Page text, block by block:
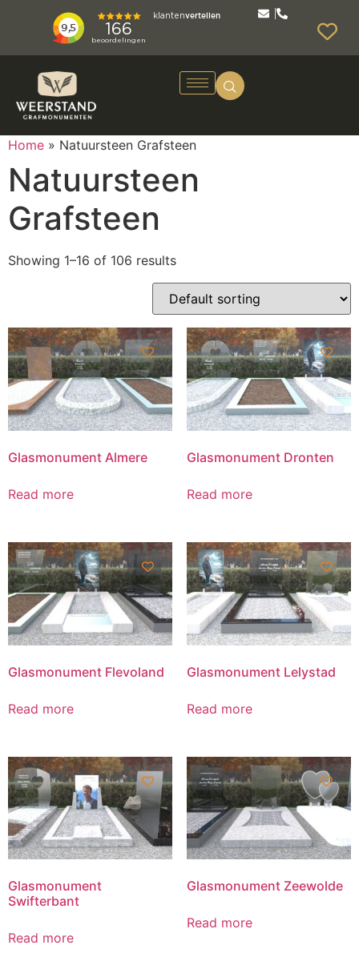
Home » Natuursteen Grafsteen
Natuursteen
Grafsteen
Showing 1–16 of 106 results
Glasmonument Almere
Read more
Glasmonument Dronten
Read more
Glasmonument Flevoland
Read more
Glasmonument Lelystad
Read more
Glasmonument
Swifterbant
Read more
Glasmonument Zeewolde
Read more